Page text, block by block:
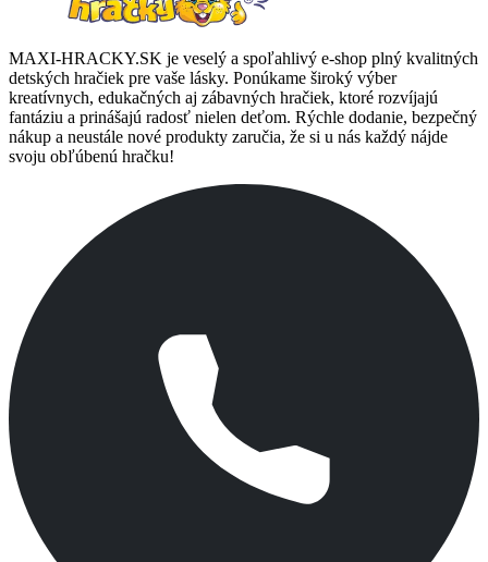
MAXI-HRACKY.SK je veselý a spoľahlivý e-shop plný kvalitných
detských hračiek pre vaše lásky. Ponúkame široký výber
kreatívnych, edukačných aj zábavných hračiek, ktoré rozvíjajú
fantáziu a prinášajú radosť nielen deťom. Rýchle dodanie, bezpečný
nákup a neustále nové produkty zaručia, že si u nás každý nájde
svoju obľúbenú hračku!